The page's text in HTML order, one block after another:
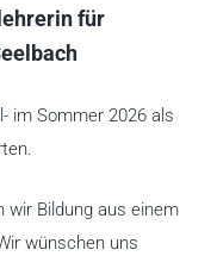
für
im Sommer 2026 als
wir Bildung aus einem
wünschen uns